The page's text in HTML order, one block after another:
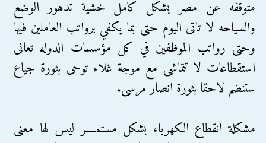
متوقفه عن مصر بشكل كامل خشية تدهور الوضع
والسياحه لا تاتى اليوم حتى بما يكفي برواتب العاملين فيها
وحتى رواتب الموظفين في كل مؤسسات الدوله تعانى
استقطاعات لا تتماشى مع موجة غلاء توحى بثورة جياع
ستنضم لاحقا بثورة انصار مرسى.
مشكلة انقطاع الكهرباء بشكل مستمــــر ليس لها معنى